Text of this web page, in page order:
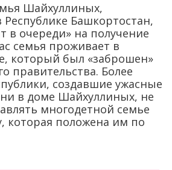
Шайхуллиных,
Башкортостан,
в очереди» на получение
семья проживает в
который был «заброшен»
правительства. Более
создавшие ужасные
в доме Шайхуллиных, не
многодетной семье
которая положена им по